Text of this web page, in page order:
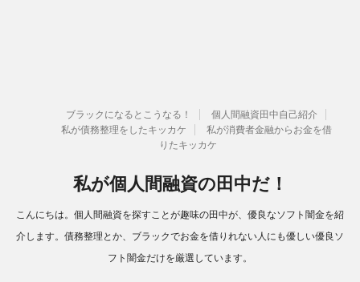
ブラックになるとこうなる！
個人間融資田中自己紹介
私が債務整理をしたキッカケ
私が消費者金融からお金を借
りたキッカケ
私が個人間融資の田中だ！
こんにちは。個人間融資を探すことが趣味の田中が、優良なソフト闇金を紹
介します。債務整理とか、ブラックでお金を借りれない人にも優しい優良ソ
フト闇金だけを厳選しています。